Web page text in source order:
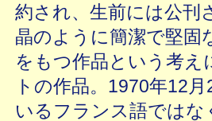
約され、生前には公刊
晶のように簡潔で堅固
をもつ作品という考え
トの作品。1970年12
いるフランス語ではな